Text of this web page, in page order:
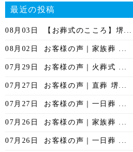
最近の投稿
08月03日 【お葬式のこころ】堺...
08月02日 お客様の声｜家族葬 ...
07月29日 お客様の声｜火葬式 ...
07月27日 お客様の声｜直葬 堺...
07月27日 お客様の声｜一日葬 ...
07月26日 お客様の声｜家族葬 ...
07月26日 お客様の声｜一日葬 ...